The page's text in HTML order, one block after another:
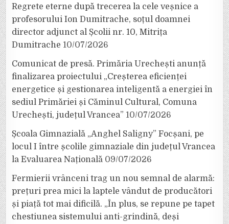
Regrete eterne după trecerea la cele veșnice a
profesorului Ion Dumitrache, soțul doamnei
director adjunct al Școlii nr. 10, Mitrița
Dumitrache 10/07/2026
Comunicat de presă. Primăria Urechești anunță
finalizarea proiectului „Creșterea eficienței
energetice și gestionarea inteligentă a energiei în
sediul Primăriei și Căminul Cultural, Comuna
Urechești, județul Vrancea” 10/07/2026
Școala Gimnazială „Anghel Saligny” Focșani, pe
locul I între școlile gimnaziale din județul Vrancea
la Evaluarea Națională 09/07/2026
Fermierii vrânceni trag un nou semnal de alarmă:
prețuri prea mici la laptele vândut de producători
și piață tot mai dificilă. „În plus, se repune pe tapet
chestiunea sistemului anti-grindină, deși